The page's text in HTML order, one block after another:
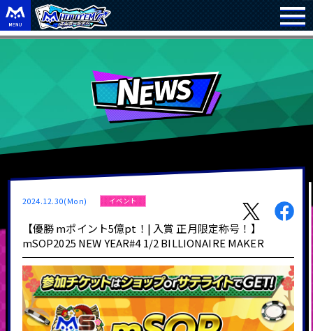
2024.12.30(Mon) イベント
【優勝 mポイント5億pt！| 入賞 正月限定称号！】
mSOP2025 NEW YEAR#4 1/2 BILLIONAIRE MAKER